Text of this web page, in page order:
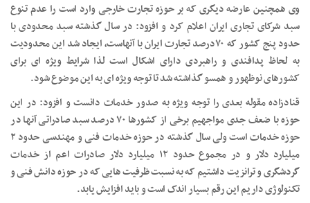
وی همچنین عارضه دیگری که بر حوزه تجارت خارجی وارد است را عدم تنوع
سبد شرکای تجاری ایران اعلام کرد و افزود: در سال گذشته سبد محدودی با
حدود پنج کشور که ۷۰درصد تجارت ایران با آنهاست، ایجاد شد این محدودیت
به لحاظ پدافندی و راهبردی دارای اشکال است لذا شرایط ویژه ای برای
کشورهای نوظهور و همسو گذاشته شد تا توجه ویژه ای به این موضوع شود.
قنادزاده مقوله بعدی را توجه ویژه به صدور خدمات دانست و افزود: در این
حوزه با ضعف جدی مواجهیم برخی از کشورها ۷۰ درصد سبد صادراتی آنها در
حوزه خدمات است ولی سال گذشته در حوزه خدمات فنی و مهندسی حدود ۲
میلیارد دلار و در مجموع حدود ۱۲ میلیارد دلار صادرات اعم از خدمات
گردشگری و ترانزیت داشتیم که به نسبت ظرفیت هایی که در حوزه دانش فنی و
تکنولوژی داریم این رقم بسیار اندک است و باید افزایش یابد.